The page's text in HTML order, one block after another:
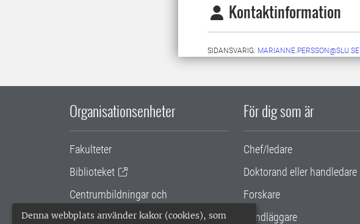
Denna webbplats använder kakor (cookies), som
Kontaktinformation
SIDANSVARIG: MARIANNE.PERSSON@SLU.SE
Organisationsenheter
Fakulteter
Biblioteket
Centrumbildningar och
samarbetsprojekt
För dig som är
Chef/ledare
Doktorand eller handledare
Forskare
Handläggare